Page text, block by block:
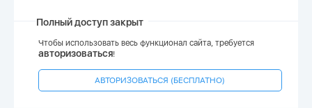
Полный доступ закрыт
Чтобы использовать весь функционал сайта, требуется
авторизоваться!
АВТОРИЗОВАТЬСЯ (БЕСПЛАТНО)